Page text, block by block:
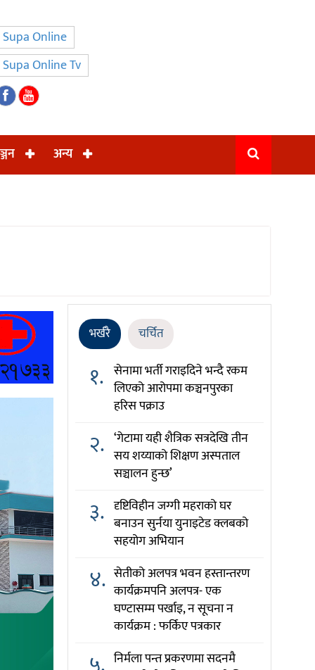
Supa Online
Supa Online Tv
अन्य
भर्खरै चर्चित
१. सेनामा भर्ती गराइदिने भन्दै रकम
लिएको आरोपमा कञ्चनपुरका
हरिस पक्राउ
२. ‘गेटामा यही शैत्रिक सत्रदेखि तीन
सय शय्याको शिक्षण अस्पताल
सञ्चालन हुन्छ’
३. दृष्टिविहीन जग्गी महराको घर
बनाउन सुर्नया युनाइटेड क्लबको
सहयोग अभियान
४. सेतीको अलपत्र भवन हस्तान्तरण
कार्यक्रमपनि अलपत्र- एक
घण्टासम्म पर्खाइ, न सूचना न
कार्यक्रम : फर्किए पत्रकार
निर्मला पन्त प्रकरणमा सदनमै